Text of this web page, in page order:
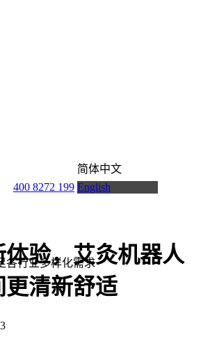
400 8272 199
简体中文
English
各行业多样化需求
验，艾灸机器人
清新舒适